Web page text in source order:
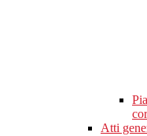
Atti